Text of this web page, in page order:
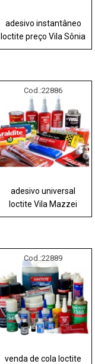
adesivo instantâneo
loctite preço Vila Sônia
Cod.:22886
adesivo universal
loctite Vila Mazzei
Cod.:22889
venda de cola loctite